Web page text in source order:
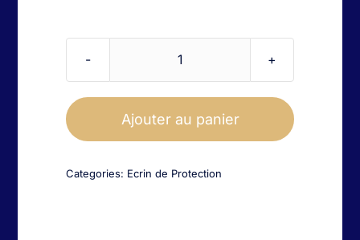
quantité
Ecrin
oiseau
Ajouter au panier
Categories: Ecrin de Protection